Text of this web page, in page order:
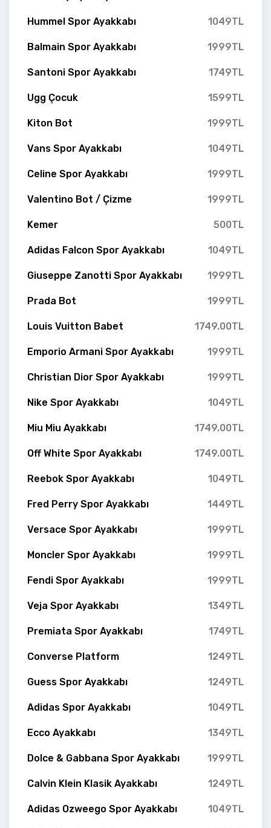
Hummel Spor Ayakkabı 1049TL
Balmain Spor Ayakkabı 1999TL
Santoni Spor Ayakkabı 1749TL
Ugg Çocuk 1599TL
Kiton Bot 1999TL
Vans Spor Ayakkabı 1049TL
Celine Spor Ayakkabı 1999TL
Valentino Bot / Çizme 1999TL
Kemer 500TL
Adidas Falcon Spor Ayakkabı 1049TL
Giuseppe Zanotti Spor Ayakkabı 1999TL
Prada Bot 1999TL
Louis Vuitton Babet 1749.00TL
Emporio Armani Spor Ayakkabı 1999TL
Christian Dior Spor Ayakkabı 1999TL
Nike Spor Ayakkabı 1049TL
Miu Miu Ayakkabı 1749.00TL
Off White Spor Ayakkabı 1749.00TL
Reebok Spor Ayakkabı 1049TL
Fred Perry Spor Ayakkabı 1449TL
Versace Spor Ayakkabı 1999TL
Moncler Spor Ayakkabı 1999TL
Fendi Spor Ayakkabı 1999TL
Veja Spor Ayakkabı 1349TL
Premiata Spor Ayakkabı 1749TL
Converse Platform 1249TL
Guess Spor Ayakkabı 1249TL
Adidas Spor Ayakkabı 1049TL
Ecco Ayakkabı 1349TL
Dolce & Gabbana Spor Ayakkabı 1999TL
Calvin Klein Klasik Ayakkabı 1249TL
Adidas Ozweego Spor Ayakkabı 1049TL